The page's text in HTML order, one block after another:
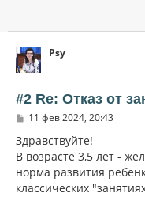
Psy
#2 Re: Отказ от
С
о
б
щ
е
н
и
11 фев 2024, 20:43
Здравствуйте!
В возрасте 3,5 лет -
норма развития
классических